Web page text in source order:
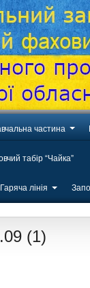
частина
табір “Чайка”
Гаряча лінія
(1)